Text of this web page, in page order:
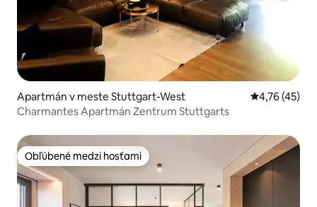
Apartmán v meste Stuttgart-West Priemerné
4,76 (45)
Charmantes Apartmán Zentrum Stuttgarts
Obľúbené medzi hosťami
Obľúbené medzi hosťami